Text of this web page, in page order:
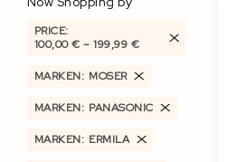
PRICE
100,00 € –199,99 €
MARKEN MOSER
MARKEN PANASONIC
MARKEN ERMILA